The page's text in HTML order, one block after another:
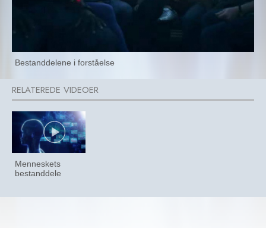
Bestanddelene i forståelse
Menneskets
bestanddele